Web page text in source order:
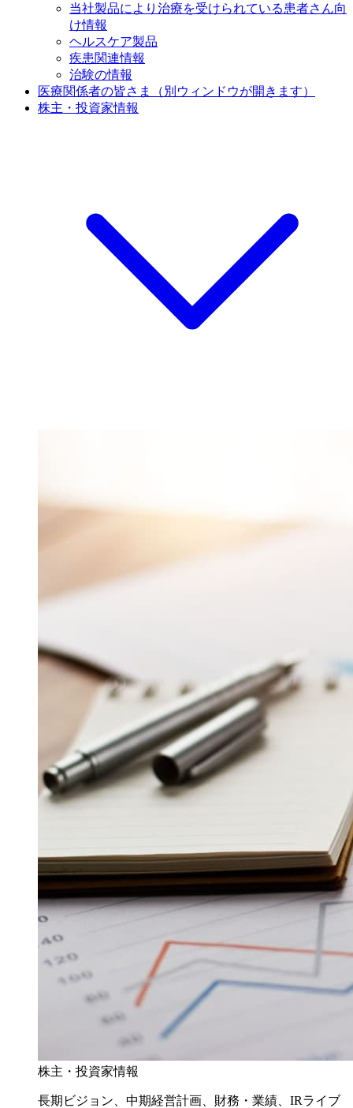
当社製品により治療を受けられている患者さん向
け情報
ヘルスケア製品
疾患関連情報
治験の情報
医療関係者の皆さま
（別ウィンドウが開きます）
株主・投資家情報
株主・投資家情報
長期ビジョン、中期経営計画、財務・業績、IRライブ